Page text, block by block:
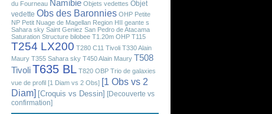
du Fourneau Namibie Objets vedettes Objet
vedette Obs des Baronnies OHP Petite
NP Petit Nuage de Magellan Region HII geante s
Sahara sky Saint Geniez San Pedro de Atacama
Saturation Structure bilobee T1.20m OHP T115
T254 LX200 T280 C11 Tivoli T330 Alain
Maury T355 Sahara sky T450 Alain Maury T508
TivoliT635 BL T820 OBP Trio de galaxies
vue de profil [1 Diam vs 2 Obs] [1 Obs vs 2
Diam] [Croquis vs Dessin] [Decouverte vs
confirmation]